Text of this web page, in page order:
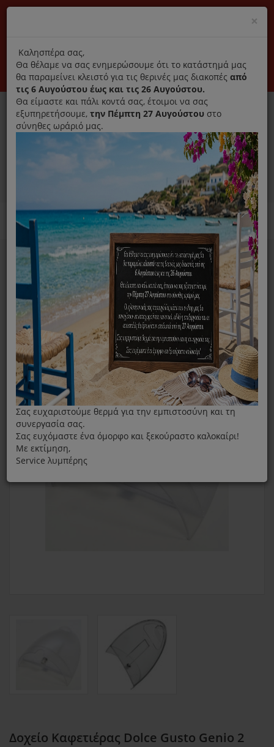
Αποκλειστικά γνήσια ανταλλακτικά
Σύνδεση Εγγραφή Εταιρεία Επικοινωνία
0
Ανταλλακτικά ηλεκτρικών συσκευών MENU
Home
Παρασκευή Καφέ Και Ροφημάτων
Καφετιέρα
Αξεσουάρ/ Ανταλλακτικά
Δοχείο Καφετιέρας Dolce Gusto Genio 2
Δοχείο Καφετιέρας Dolce Gusto Genio 2
×
title
Καλησπέρα σας,
Θα θέλαμε να σας ενημερώσουμε ότι το κατάστημά μας
θα παραμείνει κλειστό για τις θερινές μας διακοπές από
τις 6 Αυγούστου έως και τις 26 Αυγούστου.
Θα είμαστε και πάλι κοντά σας, έτοιμοι να σας
εξυπηρετήσουμε, την Πέμπτη 27 Αυγούστου στο
σύνηθες ωράριό μας.
Σας ευχαριστούμε θερμά για την εμπιστοσύνη και τη
συνεργασία σας.
Σας ευχόμαστε ένα όμορφο και ξεκούραστο καλοκαίρι!
Με εκτίμηση,
Service λυμπέρης